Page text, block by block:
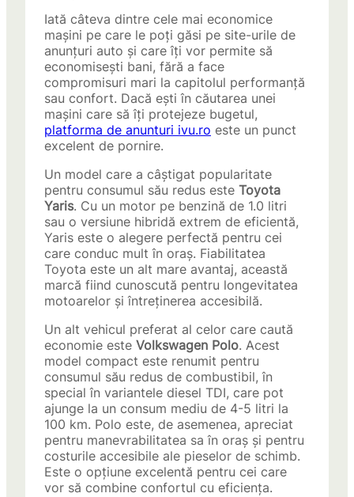
Iată câteva dintre cele mai economice
mașini pe care le poți găsi pe site-urile de
anunțuri auto și care îți vor permite să
economisești bani, fără a face
compromisuri mari la capitolul performanță
sau confort. Dacă ești în căutarea unei
mașini care să îți protejeze bugetul,
platforma de anunturi ivu.ro este un punct
excelent de pornire.
Un model care a câștigat popularitate
pentru consumul său redus este Toyota
Yaris. Cu un motor pe benzină de 1.0 litri
sau o versiune hibridă extrem de eficientă,
Yaris este o alegere perfectă pentru cei
care conduc mult în oraș. Fiabilitatea
Toyota este un alt mare avantaj, această
marcă fiind cunoscută pentru longevitatea
motoarelor și întreținerea accesibilă.
Un alt vehicul preferat al celor care caută
economie este Volkswagen Polo. Acest
model compact este renumit pentru
consumul său redus de combustibil, în
special în variantele diesel TDI, care pot
ajunge la un consum mediu de 4-5 litri la
100 km. Polo este, de asemenea, apreciat
pentru manevrabilitatea sa în oraș și pentru
costurile accesibile ale pieselor de schimb.
Este o opțiune excelentă pentru cei care
vor să combine confortul cu eficiența.